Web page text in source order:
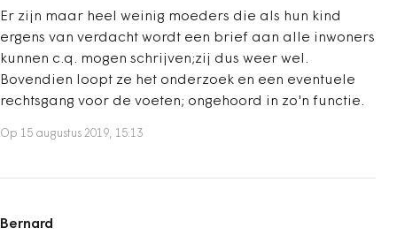
Er zijn maar heel weinig moeders die als hun kind
ergens van verdacht wordt een brief aan alle inwoners
kunnen c.q. mogen schrijven;zij dus weer wel.
Bovendien loopt ze het onderzoek en een eventuele
rechtsgang voor de voeten; ongehoord in zo'n functie.
Op 15 augustus 2019, 15:13
Bernard